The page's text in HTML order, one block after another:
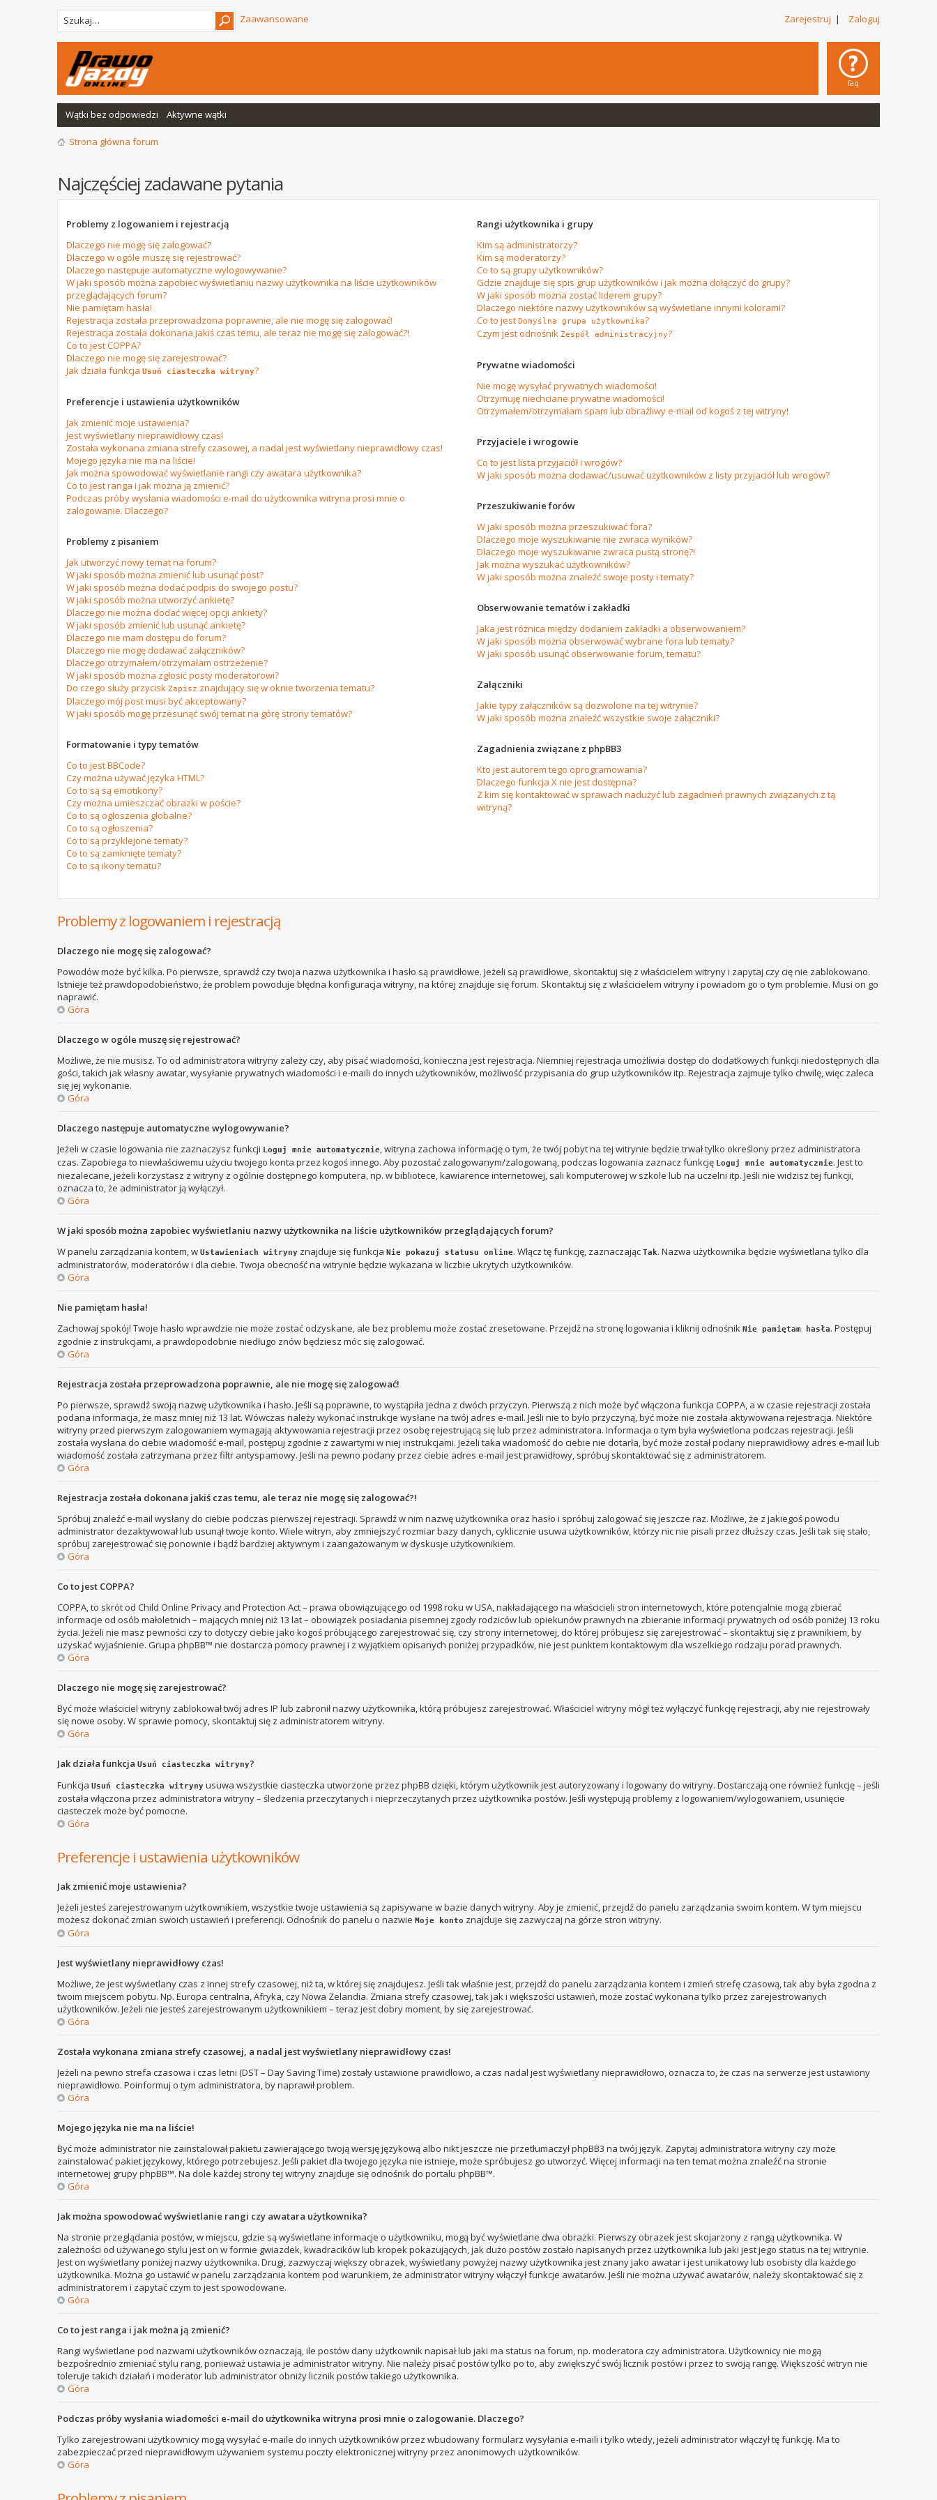
Zarejestruj | Zaloguj
Zaawansowane
faq
Wątki bez odpowiedzi Aktywne wątki
Strona główna forum
Najczęściej zadawane pytania
Problemy z logowaniem i rejestracją
Dlaczego nie mogę się zalogować?
Dlaczego w ogóle muszę się rejestrować?
Dlaczego następuje automatyczne wylogowywanie?
W jaki sposób można zapobiec wyświetlaniu nazwy użytkownika na liście użytkowników
przeglądających forum?
Nie pamiętam hasła!
Rejestracja została przeprowadzona poprawnie, ale nie mogę się zalogować!
Rejestracja została dokonana jakiś czas temu, ale teraz nie mogę się zalogować?!
Co to jest COPPA?
Dlaczego nie mogę się zarejestrować?
Jak działa funkcja Usuń ciasteczka witryny?
Preferencje i ustawienia użytkowników
Jak zmienić moje ustawienia?
Jest wyświetlany nieprawidłowy czas!
Została wykonana zmiana strefy czasowej, a nadal jest wyświetlany nieprawidłowy czas!
Mojego języka nie ma na liście!
Jak można spowodować wyświetlanie rangi czy awatara użytkownika?
Co to jest ranga i jak można ją zmienić?
Podczas próby wysłania wiadomości e-mail do użytkownika witryna prosi mnie o
zalogowanie. Dlaczego?
Problemy z pisaniem
Jak utworzyć nowy temat na forum?
W jaki sposób można zmienić lub usunąć post?
W jaki sposób można dodać podpis do swojego postu?
W jaki sposób można utworzyć ankietę?
Dlaczego nie można dodać więcej opcji ankiety?
W jaki sposób zmienić lub usunąć ankietę?
Dlaczego nie mam dostępu do forum?
Dlaczego nie mogę dodawać załączników?
Dlaczego otrzymałem/otrzymałam ostrzeżenie?
W jaki sposób można zgłosić posty moderatorowi?
Do czego służy przycisk Zapisz znajdujący się w oknie tworzenia tematu?
Dlaczego mój post musi być akceptowany?
W jaki sposób mogę przesunąć swój temat na górę strony tematów?
Formatowanie i typy tematów
Co to jest BBCode?
Czy można używać języka HTML?
Co to są są emotikony?
Czy można umieszczać obrazki w poście?
Co to są ogłoszenia globalne?
Co to są ogłoszenia?
Co to są przyklejone tematy?
Co to są zamknięte tematy?
Co to są ikony tematu?
Rangi użytkownika i grupy
Kim są administratorzy?
Kim są moderatorzy?
Co to są grupy użytkowników?
Gdzie znajduje się spis grup użytkowników i jak można dołączyć do grupy?
W jaki sposób można zostać liderem grupy?
Dlaczego niektóre nazwy użytkowników są wyświetlane innymi kolorami?
Co to jest Domyślna grupa użytkownika?
Czym jest odnośnik Zespół administracyjny?
Prywatne wiadomości
Nie mogę wysyłać prywatnych wiadomości!
Otrzymuję niechciane prywatne wiadomości!
Otrzymałem/otrzymałam spam lub obraźliwy e-mail od kogoś z tej witryny!
Przyjaciele i wrogowie
Co to jest lista przyjaciół i wrogów?
W jaki sposób można dodawać/usuwać użytkowników z listy przyjaciół lub wrogów?
Przeszukiwanie forów
W jaki sposób można przeszukiwać fora?
Dlaczego moje wyszukiwanie nie zwraca wyników?
Dlaczego moje wyszukiwanie zwraca pustą stronę?!
Jak można wyszukać użytkowników?
W jaki sposób można znaleźć swoje posty i tematy?
Obserwowanie tematów i zakładki
Jaka jest różnica między dodaniem zakładki a obserwowaniem?
W jaki sposób można obserwować wybrane fora lub tematy?
W jaki sposób usunąć obserwowanie forum, tematu?
Załączniki
Jakie typy załączników są dozwolone na tej witrynie?
W jaki sposób można znaleźć wszystkie swoje załączniki?
Zagadnienia związane z phpBB3
Kto jest autorem tego oprogramowania?
Dlaczego funkcja X nie jest dostępna?
Z kim się kontaktować w sprawach nadużyć lub zagadnień prawnych związanych z tą
witryną?
Problemy z logowaniem i rejestracją
Dlaczego nie mogę się zalogować?
Powodów może być kilka. Po pierwsze, sprawdź czy twoja nazwa użytkownika i hasło są prawidłowe. Jeżeli są prawidłowe, skontaktuj się z właścicielem witryny i zapytaj czy cię nie zablokowano.
Istnieje też prawdopodobieństwo, że problem powoduje błędna konfiguracja witryny, na której znajduje się forum. Skontaktuj się z właścicielem witryny i powiadom go o tym problemie. Musi on go
naprawić.
Góra
Dlaczego w ogóle muszę się rejestrować?
Możliwe, że nie musisz. To od administratora witryny zależy czy, aby pisać wiadomości, konieczna jest rejestracja. Niemniej rejestracja umożliwia dostęp do dodatkowych funkcji niedostępnych dla
gości, takich jak własny awatar, wysyłanie prywatnych wiadomości i e-maili do innych użytkowników, możliwość przypisania do grup użytkowników itp. Rejestracja zajmuje tylko chwilę, więc zaleca
się jej wykonanie.
Góra
Dlaczego następuje automatyczne wylogowywanie?
Jeżeli w czasie logowania nie zaznaczysz funkcji Loguj mnie automatycznie, witryna zachowa informację o tym, że twój pobyt na tej witrynie będzie trwał tylko określony przez administratora
czas. Zapobiega to niewłaściwemu użyciu twojego konta przez kogoś innego. Aby pozostać zalogowanym/zalogowaną, podczas logowania zaznacz funkcję Loguj mnie automatycznie. Jest to
niezalecane, jeżeli korzystasz z witryny z ogólnie dostępnego komputera, np. w bibliotece, kawiarence internetowej, sali komputerowej w szkole lub na uczelni itp. Jeśli nie widzisz tej funkcji,
oznacza to, że administrator ją wyłączył.
Góra
W jaki sposób można zapobiec wyświetlaniu nazwy użytkownika na liście użytkowników przeglądających forum?
W panelu zarządzania kontem, w Ustawieniach witryny znajduje się funkcja Nie pokazuj statusu online. Włącz tę funkcję, zaznaczając Tak. Nazwa użytkownika będzie wyświetlana tylko dla
administratorów, moderatorów i dla ciebie. Twoja obecność na witrynie będzie wykazana w liczbie ukrytych użytkowników.
Góra
Nie pamiętam hasła!
Zachowaj spokój! Twoje hasło wprawdzie nie może zostać odzyskane, ale bez problemu może zostać zresetowane. Przejdź na stronę logowania i kliknij odnośnik Nie pamiętam hasła. Postępuj
zgodnie z instrukcjami, a prawdopodobnie niedługo znów będziesz móc się zalogować.
Góra
Rejestracja została przeprowadzona poprawnie, ale nie mogę się zalogować!
Po pierwsze, sprawdź swoją nazwę użytkownika i hasło. Jeśli są poprawne, to wystąpiła jedna z dwóch przyczyn. Pierwszą z nich może być włączona funkcja COPPA, a w czasie rejestracji została
podana informacja, że masz mniej niż 13 lat. Wówczas należy wykonać instrukcje wysłane na twój adres e-mail. Jeśli nie to było przyczyną, być może nie została aktywowana rejestracja. Niektóre
witryny przed pierwszym zalogowaniem wymagają aktywowania rejestracji przez osobę rejestrującą się lub przez administratora. Informacja o tym była wyświetlona podczas rejestracji. Jeśli
została wysłana do ciebie wiadomość e-mail, postępuj zgodnie z zawartymi w niej instrukcjami. Jeżeli taka wiadomość do ciebie nie dotarła, być może został podany nieprawidłowy adres e-mail lub
wiadomość została zatrzymana przez filtr antyspamowy. Jeśli na pewno podany przez ciebie adres e-mail jest prawidłowy, spróbuj skontaktować się z administratorem.
Góra
Rejestracja została dokonana jakiś czas temu, ale teraz nie mogę się zalogować?!
Spróbuj znaleźć e-mail wysłany do ciebie podczas pierwszej rejestracji. Sprawdź w nim nazwę użytkownika oraz hasło i spróbuj zalogować się jeszcze raz. Możliwe, że z jakiegoś powodu
administrator dezaktywował lub usunął twoje konto. Wiele witryn, aby zmniejszyć rozmiar bazy danych, cyklicznie usuwa użytkowników, którzy nic nie pisali przez dłuższy czas. Jeśli tak się stało,
spróbuj zarejestrować się ponownie i bądź bardziej aktywnym i zaangażowanym w dyskusje użytkownikiem.
Góra
Co to jest COPPA?
COPPA, to skrót od Child Online Privacy and Protection Act – prawa obowiązującego od 1998 roku w USA, nakładającego na właścicieli stron internetowych, które potencjalnie mogą zbierać
informacje od osób małoletnich – mających mniej niż 13 lat – obowiązek posiadania pisemnej zgody rodziców lub opiekunów prawnych na zbieranie informacji prywatnych od osób poniżej 13 roku
życia. Jeżeli nie masz pewności czy to dotyczy ciebie jako kogoś próbującego zarejestrować się, czy strony internetowej, do której próbujesz się zarejestrować – skontaktuj się z prawnikiem, by
uzyskać wyjaśnienie. Grupa phpBB™ nie dostarcza pomocy prawnej i z wyjątkiem opisanych poniżej przypadków, nie jest punktem kontaktowym dla wszelkiego rodzaju porad prawnych.
Góra
Dlaczego nie mogę się zarejestrować?
Być może właściciel witryny zablokował twój adres IP lub zabronił nazwy użytkownika, którą próbujesz zarejestrować. Właściciel witryny mógł też wyłączyć funkcję rejestracji, aby nie rejestrowały
się nowe osoby. W sprawie pomocy, skontaktuj się z administratorem witryny.
Góra
Jak działa funkcja Usuń ciasteczka witryny?
Funkcja Usuń ciasteczka witryny usuwa wszystkie ciasteczka utworzone przez phpBB dzięki, którym użytkownik jest autoryzowany i logowany do witryny. Dostarczają one również funkcję – jeśli
została włączona przez administratora witryny – śledzenia przeczytanych i nieprzeczytanych przez użytkownika postów. Jeśli występują problemy z logowaniem/wylogowaniem, usunięcie
ciasteczek może być pomocne.
Góra
Preferencje i ustawienia użytkowników
Jak zmienić moje ustawienia?
Jeżeli jesteś zarejestrowanym użytkownikiem, wszystkie twoje ustawienia są zapisywane w bazie danych witryny. Aby je zmienić, przejdź do panelu zarządzania swoim kontem. W tym miejscu
możesz dokonać zmian swoich ustawień i preferencji. Odnośnik do panelu o nazwie Moje konto znajduje się zazwyczaj na górze stron witryny.
Góra
Jest wyświetlany nieprawidłowy czas!
Możliwe, że jest wyświetlany czas z innej strefy czasowej, niż ta, w której się znajdujesz. Jeśli tak właśnie jest, przejdź do panelu zarządzania kontem i zmień strefę czasową, tak aby była zgodna z
twoim miejscem pobytu. Np. Europa centralna, Afryka, czy Nowa Zelandia. Zmiana strefy czasowej, tak jak i większości ustawień, może zostać wykonana tylko przez zarejestrowanych
użytkowników. Jeżeli nie jesteś zarejestrowanym użytkownikiem – teraz jest dobry moment, by się zarejestrować.
Góra
Została wykonana zmiana strefy czasowej, a nadal jest wyświetlany nieprawidłowy czas!
Jeżeli na pewno strefa czasowa i czas letni (DST – Day Saving Time) zostały ustawione prawidłowo, a czas nadal jest wyświetlany nieprawidłowo, oznacza to, że czas na serwerze jest ustawiony
nieprawidłowo. Poinformuj o tym administratora, by naprawił problem.
Góra
Mojego języka nie ma na liście!
Być może administrator nie zainstalował pakietu zawierającego twoją wersję językową albo nikt jeszcze nie przetłumaczył phpBB3 na twój język. Zapytaj administratora witryny czy może
zainstalować pakiet językowy, którego potrzebujesz. Jeśli pakiet dla twojego języka nie istnieje, może spróbujesz go utworzyć. Więcej informacji na ten temat można znaleźć na stronie
internetowej grupy phpBB™. Na dole każdej strony tej witryny znajduje się odnośnik do portalu phpBB™.
Góra
Jak można spowodować wyświetlanie rangi czy awatara użytkownika?
Na stronie przeglądania postów, w miejscu, gdzie są wyświetlane informacje o użytkowniku, mogą być wyświetlane dwa obrazki. Pierwszy obrazek jest skojarzony z rangą użytkownika. W
zależności od używanego stylu jest on w formie gwiazdek, kwadracików lub kropek pokazujących, jak dużo postów zostało napisanych przez użytkownika lub jaki jest jego status na tej witrynie.
Jest on wyświetlany poniżej nazwy użytkownika. Drugi, zazwyczaj większy obrazek, wyświetlany powyżej nazwy użytkownika jest znany jako awatar i jest unikatowy lub osobisty dla każdego
użytkownika. Można go ustawić w panelu zarządzania kontem pod warunkiem, że administrator witryny włączył funkcje awatarów. Jeśli nie można używać awatarów, należy skontaktować się z
administratorem i zapytać czym to jest spowodowane.
Góra
Co to jest ranga i jak można ją zmienić?
Rangi wyświetlane pod nazwami użytkowników oznaczają, ile postów dany użytkownik napisał lub jaki ma status na forum, np. moderatora czy administratora. Użytkownicy nie mogą
bezpośrednio zmieniać stylu rang, ponieważ ustawia je administrator witryny. Nie należy pisać postów tylko po to, aby zwiększyć swój licznik postów i przez to swoją rangę. Większość witryn nie
toleruje takich działań i moderator lub administrator obniży licznik postów takiego użytkownika.
Góra
Podczas próby wysłania wiadomości e-mail do użytkownika witryna prosi mnie o zalogowanie. Dlaczego?
Tylko zarejestrowani użytkownicy mogą wysyłać e-maile do innych użytkowników przez wbudowany formularz wysyłania e-maili i tylko wtedy, jeżeli administrator włączył tę funkcję. Ma to
zabezpieczać przed nieprawidłowym używaniem systemu poczty elektronicznej witryny przez anonimowych użytkowników.
Góra